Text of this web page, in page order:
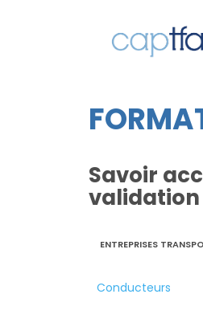
Savoir
validation
ENTREPRISES
Conducteurs